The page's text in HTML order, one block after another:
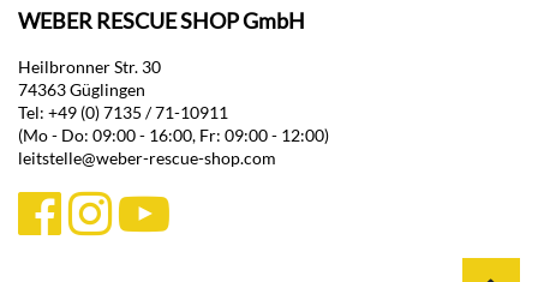
WEBER RESCUE SHOP GmbH
Heilbronner Str. 30
74363 Güglingen
Tel: +49 (0) 7135 / 71-10911
(Mo - Do: 09:00 - 16:00, Fr: 09:00 - 12:00)
leitstelle@weber-rescue-shop.com